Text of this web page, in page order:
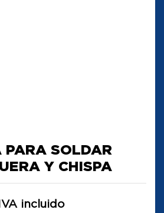
PARA SOLDAR
Y CHISPA
incluido